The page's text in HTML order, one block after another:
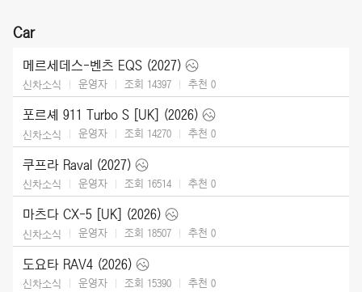
Car
메르세데스-벤츠 EQS (2027)
신차소식 운영자 조회 14397 추천 0
포르셰 911 Turbo S [UK] (2026)
신차소식 운영자 조회 14270 추천 0
쿠프라 Raval (2027)
신차소식 운영자 조회 16514 추천 0
마츠다 CX-5 [UK] (2026)
신차소식 운영자 조회 18507 추천 0
도요타 RAV4 (2026)
신차소식 운영자 조회 15390 추천 0